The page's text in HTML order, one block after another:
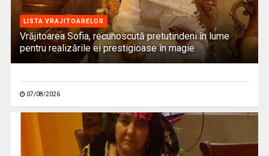
LISTA VRAJITOARELOR
Vrăjitoarea Sofia, recunoscută pretutindeni în lume
pentru realizările ei prestigioase în magie
07/08/2026